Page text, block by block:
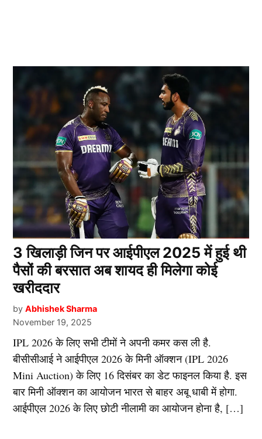
3 खिलाड़ी जिन पर आईपीएल 2025 में हुई थी
पैसों की बरसात अब शायद ही मिलेगा कोई
खरीददार
by Abhishek Sharma
November 19, 2025
IPL 2026 के लिए सभी टीमों ने अपनी कमर कस ली है.
बीसीसीआई ने आईपीएल 2026 के मिनी ऑक्शन (IPL 2026
Mini Auction) के लिए 16 दिसंबर का डेट फाइनल किया है. इस
बार मिनी ऑक्शन का आयोजन भारत से बाहर अबू धाबी में होगा.
आईपीएल 2026 के लिए छोटी नीलामी का आयोजन होना है, […]